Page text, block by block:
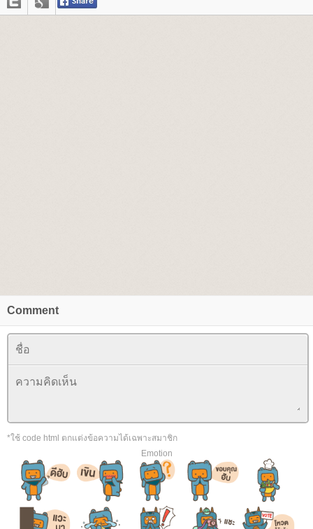
Comment
*ใช้ code html ตกแต่งข้อความได้เฉพาะสมาชิก
Emotion